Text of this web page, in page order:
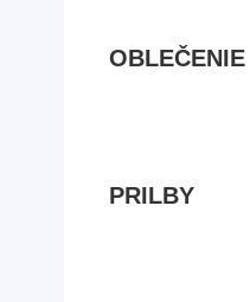
OBLEČENIE
PRILBY